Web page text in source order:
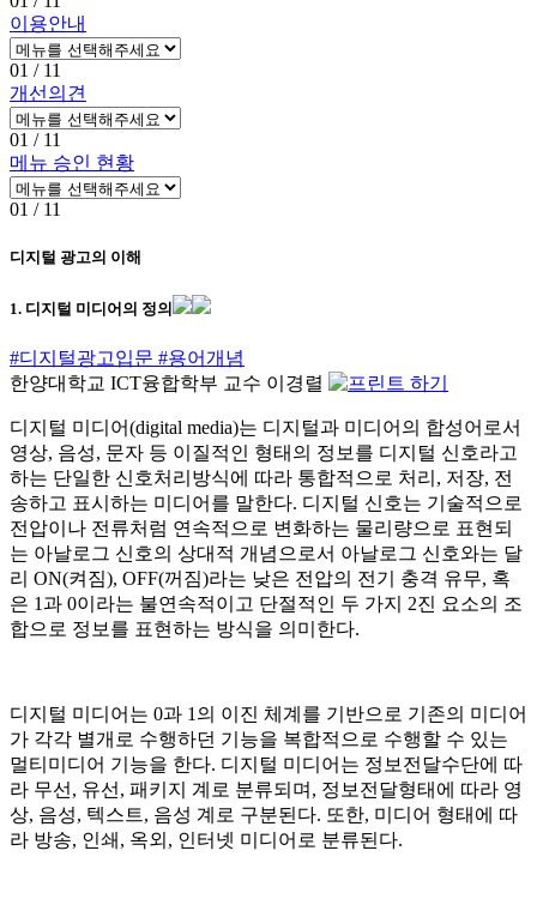
이용안내
01 / 11
개선의견
01 / 11
메뉴 승인 현황
01 / 11
디지털 광고의 이해
1. 디지털 미디어의 정의
#디지털광고입문 #용어개념
한양대학교 ICT융합학부 교수 이경렬
디지털 미디어(digital media)는 디지털과 미디어의 합성어로서
영상, 음성, 문자 등 이질적인 형태의 정보를 디지털 신호라고
하는 단일한 신호처리방식에 따라 통합적으로 처리, 저장, 전
송하고 표시하는 미디어를 말한다. 디지털 신호는 기술적으로
전압이나 전류처럼 연속적으로 변화하는 물리량으로 표현되
는 아날로그 신호의 상대적 개념으로서 아날로그 신호와는 달
리 ON(켜짐), OFF(꺼짐)라는 낮은 전압의 전기 충격 유무, 혹
은 1과 0이라는 불연속적이고 단절적인 두 가지 2진 요소의 조
합으로 정보를 표현하는 방식을 의미한다.
디지털 미디어는 0과 1의 이진 체계를 기반으로 기존의 미디어
가 각각 별개로 수행하던 기능을 복합적으로 수행할 수 있는
멀티미디어 기능을 한다. 디지털 미디어는 정보전달수단에 따
라 무선, 유선, 패키지 계로 분류되며, 정보전달형태에 따라 영
상, 음성, 텍스트, 음성 계로 구분된다. 또한, 미디어 형태에 따
라 방송, 인쇄, 옥외, 인터넷 미디어로 분류된다.